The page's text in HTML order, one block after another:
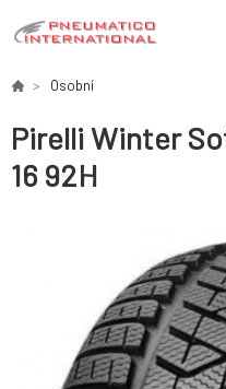
Osobní
Pirelli Winter
16 92H